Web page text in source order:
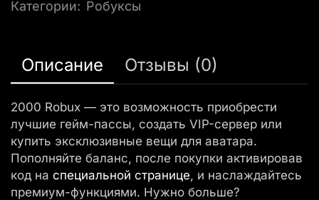
Категории: Робуксы
Описание Отзывы (0)
2000 Robux — это возможность приобрести
лучшие гейм-пассы, создать VIP-сервер или
купить эксклюзивные вещи для аватара.
Пополняйте баланс, после покупки активировав
код на специальной странице, и наслаждайтесь
премиум-функциями. Нужно больше?